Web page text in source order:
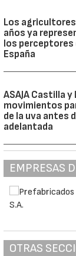
Los
años ya
los perceptores
España
ASAJA Castilla
movimientos
de la uva antes
adelantada
EMPRESAS
OTRAS